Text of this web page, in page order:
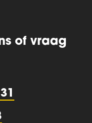
of vraag